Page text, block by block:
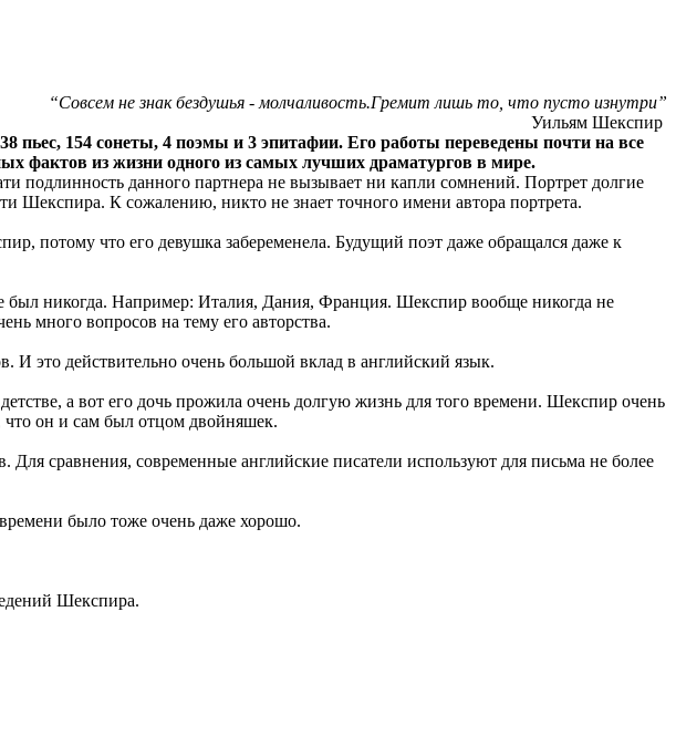
“Совсем не знак бездушья - молчаливость.Гремит лишь то, что пусто изнутри”
Уильям Шекспир
пьес, 154 сонеты, 4 поэмы и 3 эпитафии. Его работы переведены почти на все
фактов из жизни одного из самых лучших драматургов в мире.
данного партнера не вызывает ни капли сомнений. Портрет долгие
Шекспира. К сожалению, никто не знает точного имени автора портрета.
потому что его девушка забеременела. Будущий поэт даже обращался даже к
никогда. Например: Италия, Дания, Франция. Шекспир вообще никогда не
много вопросов на тему его авторства.
И это действительно очень большой вклад в английский язык.
а вот его дочь прожила очень долгую жизнь для того времени. Шекспир очень
что он и сам был отцом двойняшек.
сравнения, современные английские писатели используют для письма не более
было тоже очень даже хорошо.
Шекспира.